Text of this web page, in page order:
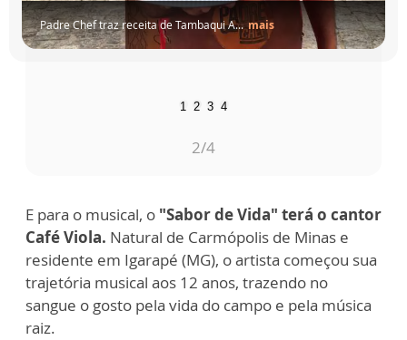
de Tambaqui A... mais
1 2 3 4
3/4
E para o musical, o "Sabor de Vida" terá o cantor
Café Viola. Natural de Carmópolis de Minas e
residente em Igarapé (MG), o artista começou sua
trajetória musical aos 12 anos, trazendo no
sangue o gosto pela vida do campo e pela música
raiz.